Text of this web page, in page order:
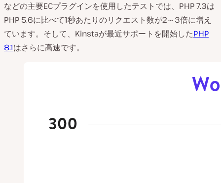
などの主要ECプラグインを使用したテストでは、PHP 7.3は
PHP 5.6に比べて1秒あたりのリクエスト数が2～3倍に増え
ています。そして、Kinstaが最近サポートを開始したPHP
8.1はさらに高速です。